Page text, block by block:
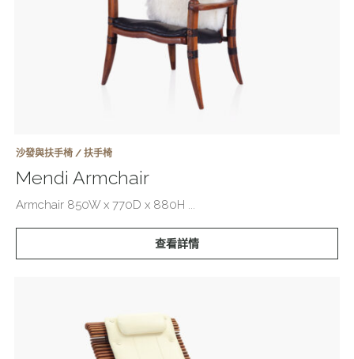
沙發與扶手椅 / 扶手椅
Mendi Armchair
Armchair 850W x 770D x 880H ...
查看詳情